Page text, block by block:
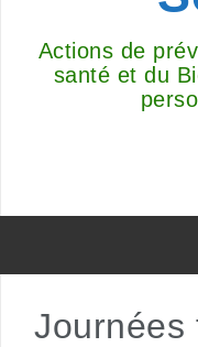
Actions de
santé et du
Journées